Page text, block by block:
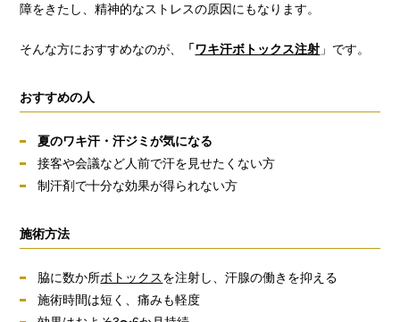
障をきたし、精神的なストレスの原因にもなります。
そんな方におすすめなのが、 「ワキ汗ボトックス注射 」です。
おすすめの人
夏のワキ汗・汗ジミが気になる
接客や会議など人前で汗を見せたくない方
制汗剤で十分な効果が得られない方
施術方法
脇に数か所ボトックスを注射し、汗腺の働きを抑える
施術時間は短く、痛みも軽度